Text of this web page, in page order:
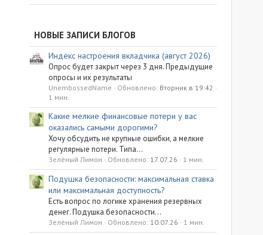
НОВЫЕ ЗАПИСИ БЛОГОВ
Индекс настроения вкладчика (август 2026)
Опрос будет закрыт через 3 дня. Предыдущие
опросы и их результаты
UnembossedName Обновлено: Вторник в 19:42
1 мин.
Какие мелкие финансовые потери у вас
оказались самыми дорогими?
Хочу обсудить не крупные ошибки, а мелкие
регулярные потери. Типа...
Зелёный Лимон Обновлено: 17.07.26 1 мин.
Подушка безопасности: максимальная ставка
или максимальная доступность?
Есть вопрос по логике хранения резервных
денег. Подушка безопасности...
Зелёный Лимон Обновлено: 10.07.26 1 мин.